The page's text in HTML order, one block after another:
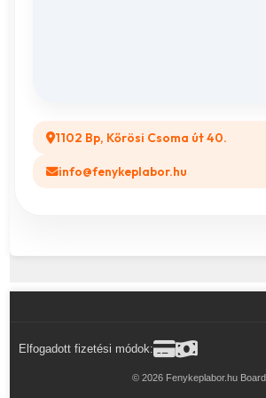
1102 Bp, Kőrösi Csoma út 40.
info@fenykeplabor.hu
Elfogadott fizetési módok:
© 2026 Fenykeplabor.hu Board